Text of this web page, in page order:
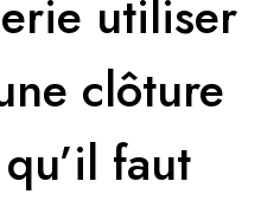
utiliser
clôture
faut